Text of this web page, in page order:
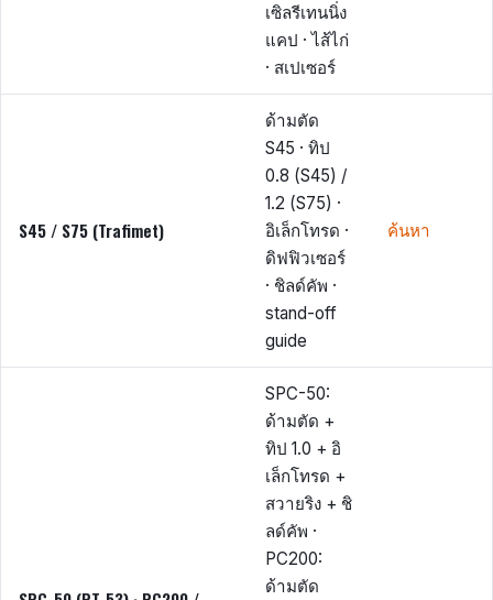
เซิลรีเทนนิ่ง
แคป · ไส้ไก่
· สเปเซอร์
S45 / S75 (Trafimet)
ด้ามตัด
S45 · ทิป
0.8 (S45) /
1.2 (S75) ·
อิเล็กโทรด ·
ดิฟฟิวเซอร์
· ชิลด์คัพ ·
stand-off
guide
ค้นหา
SPC-50:
ด้ามตัด +
ทิป 1.0 + อิ
เล็กโทรด +
สวายริง + ชิ
ลด์คัพ ·
PC200:
ด้ามตัด